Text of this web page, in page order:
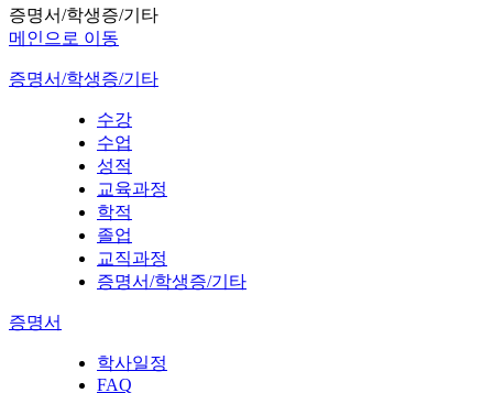
증명서/학생증/기타
메인으로 이동
증명서/학생증/기타
수강
수업
성적
교육과정
학적
졸업
교직과정
증명서/학생증/기타
증명서
학사일정
FAQ